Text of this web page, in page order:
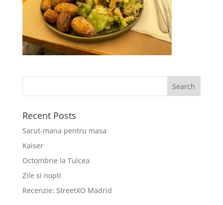
Recent Posts
Sarut-mana pentru masa
Kaiser
Octombrie la Tulcea
Zile si nopti
Recenzie: StreetXO Madrid